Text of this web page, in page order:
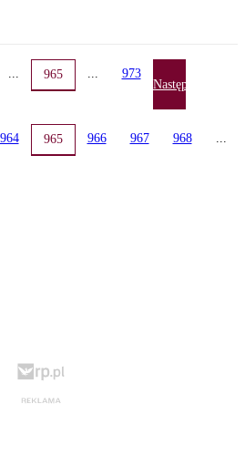
... 965 ... 973
Następna
964 965 966 967 968 ...